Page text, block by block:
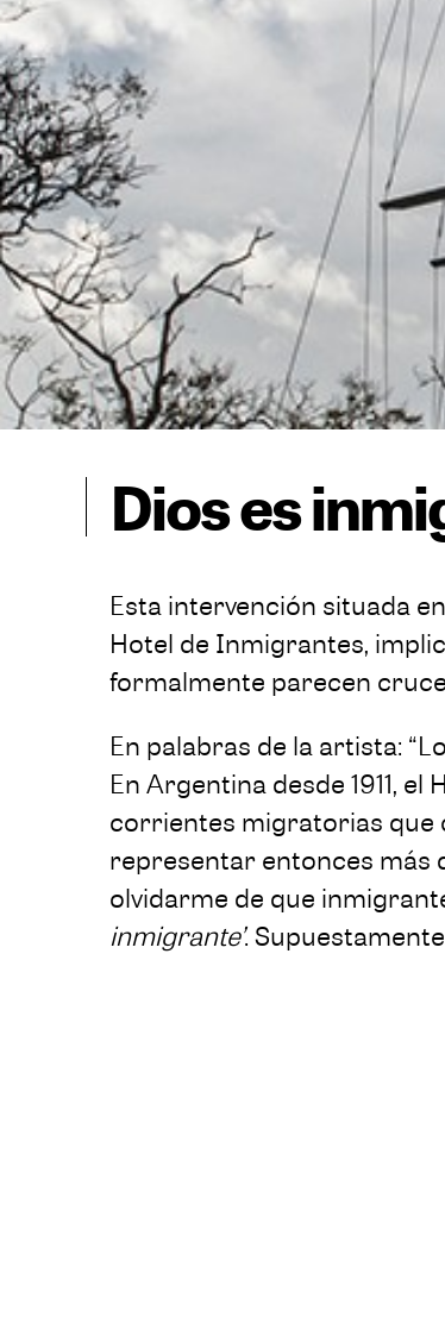
Dios es
Esta intervención situada
Hotel de Inmigrantes,
formalmente parecen
En palabras de la artista:
En Argentina desde 1911,
corrientes migratorias que
representar entonces más
olvidarme de que
inmigrante’.